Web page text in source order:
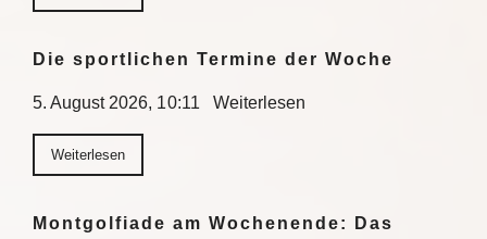
Die sportlichen Termine der Woche
5. August 2026, 10:11 Weiterlesen
Weiterlesen
Montgolfiade am Wochenende: Das